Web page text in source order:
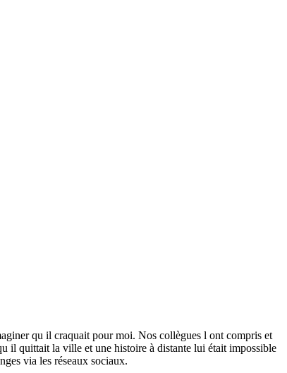
qu il craquait pour moi. Nos collègues l ont compris et
il quittait la ville et une histoire à distante lui était impossible
via les réseaux sociaux.